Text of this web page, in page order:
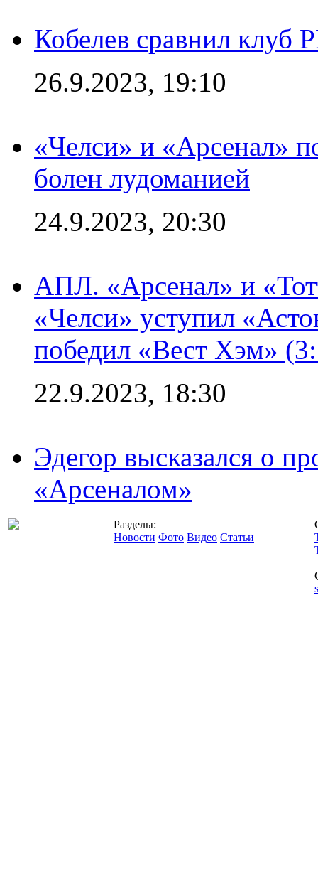
Кобелев сравнил клуб
26.9.2023, 19:10
«Челси» и «Арсенал»
болен лудоманией
24.9.2023, 20:30
АПЛ. «Арсенал» и
«Челси» уступил
победил «Вест Хэм»
22.9.2023, 18:30
Эдегор высказался о
«Арсеналом»
Разделы:
Новости Фото Видео Статьи